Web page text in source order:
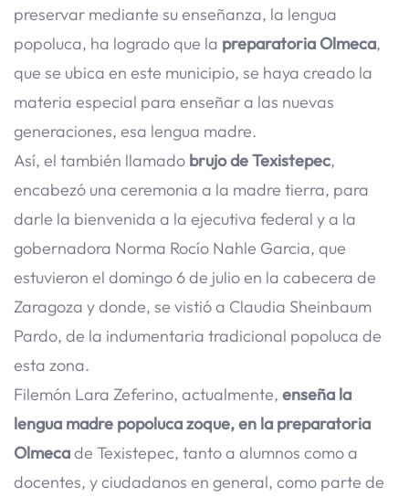
preservar mediante su enseñanza, la lengua
popoluca, ha logrado que la preparatoria Olmeca,
que se ubica en este municipio, se haya creado la
materia especial para enseñar a las nuevas
generaciones, esa lengua madre.
Así, el también llamado brujo de Texistepec,
encabezó una ceremonia a la madre tierra, para
darle la bienvenida a la ejecutiva federal y a la
gobernadora Norma Rocío Nahle Garcia, que
estuvieron el domingo 6 de julio en la cabecera de
Zaragoza y donde, se vistió a Claudia Sheinbaum
Pardo, de la indumentaria tradicional popoluca de
esta zona.
Filemón Lara Zeferino, actualmente, enseña la
lengua madre popoluca zoque, en la preparatoria
Olmecade Texistepec, tanto a alumnos como a
docentes, y ciudadanos en general, como parte de